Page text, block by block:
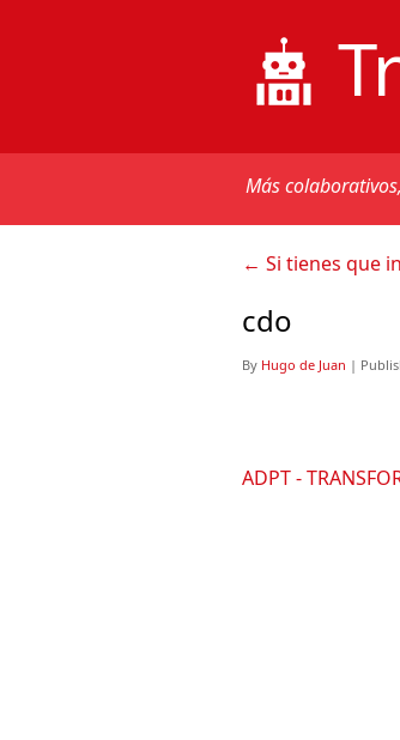
Más
← Si tienes que
cdo
By Hugo de Juan |
ADPT -